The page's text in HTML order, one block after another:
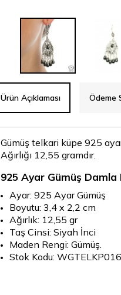
Ürün Açıklaması Ödeme
Gümüş telkari küpe 925
Ağırlığı 12,55 gramdır.
925 Ayar Gümüş Damla
Ayar: 925 Ayar Gümüş
Boyutu: 3,4 x 2,2 cm
Ağırlık: 12,55 gr
Taş Cinsi: Siyah İnci
Maden Rengi: Gümüş.
Stok Kodu: WGTELKP016